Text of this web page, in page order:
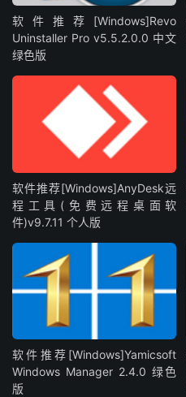
软件推荐[Windows]Revo
Uninstaller Pro v5.5.2.0.0 中文
绿色版
软件推荐[Windows]AnyDesk远
程工具(免费远程桌面软
件)v9.7.11 个人版
软件推荐[Windows]Yamicsoft
Windows Manager 2.4.0 绿色
版